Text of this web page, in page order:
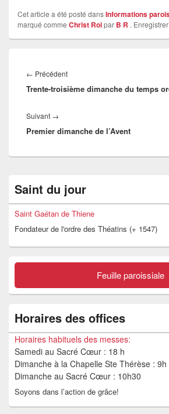
Cet article a été posté dansInformations
marqué comme Christ Roipar B R .
de
l’article
← PrécédentArticle
précédent :
Trente-troisième dimanche du temps
Suivant →
suivant :
Premier dimanche de l’Avent
principale
widget
Saint du jour
Saint Gaétan de Thiene
Fondateur de l'ordre des Théatins (+ 1547)
Feuille paroissiale
Horaires des offices
Horaires habituels des messes:
Samedi au Sacré Cœur : 18 h
Dimanche à la Chapelle Ste Thérèse : 9h
Dimanche au Sacré Cœur : 10h30
Soyons dans l’action de grâce!